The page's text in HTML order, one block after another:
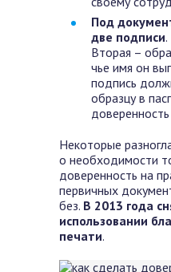
Под
две подписи
Вторая –
чье имя он
подпись
образцу в
Некоторые
о необходимости
доверенность на
первичных
без. В 2013 года
использовании
печати.